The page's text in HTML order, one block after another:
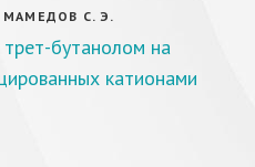
МАМЕДОВ С. Э.
бутанолом на
катионами